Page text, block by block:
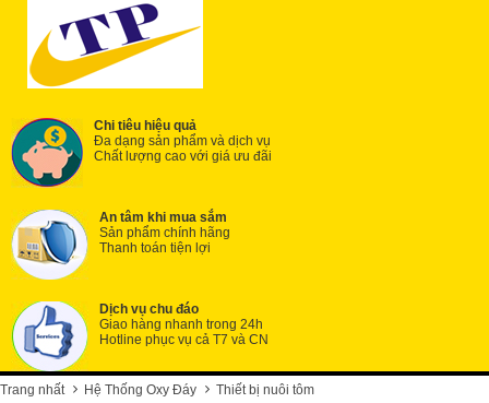
Chi tiêu hiệu quả
Đa dạng sản phẩm và dịch vụ
Chất lượng cao với giá ưu đãi
An tâm khi mua sắm
Sản phẩm chính hãng
Thanh toán tiện lợi
Dịch vụ chu đáo
Giao hàng nhanh trong 24h
Hotline phục vụ cả T7 và CN
Trang nhất Hệ Thống Oxy Đáy Thiết bị nuôi tôm